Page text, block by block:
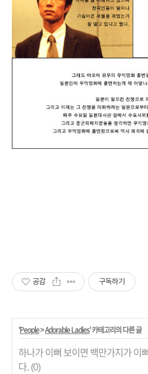
공감 구독하기
'People>Adorable Ladies' 카테고리의 다른 글
하나가 이뻐 보이면 백만가지가 이
다. (0)